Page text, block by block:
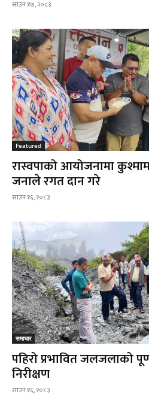
साउन १७, २०८३
Featured
रास्वपाको आयोजनामा
जनाले रगत दान गरे
साउन १६, २०८३
समाचार
पहिरो प्रभावित जलजलाको
निरीक्षण
साउन १६, २०८३